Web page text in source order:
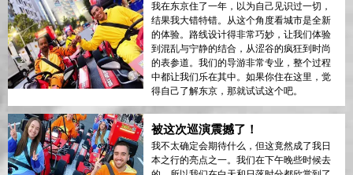
我在东京住了一年，以为自己见识过一切，
结果我大错特错。从这个角度看城市是全新
的体验。路线设计得非常巧妙，让我们体验
到混乱与宁静的结合，从涩谷的疯狂到时尚
的表参道。我们的导游非常专业，整个过程
中都让我们乐在其中。如果你住在这里，觉
得自己了解东京，那就试试这个吧。
被这次巡演震撼了！
我不太确定会期待什么，但这竟然成了我日
本之行的亮点之一。我们在下午晚些时候去